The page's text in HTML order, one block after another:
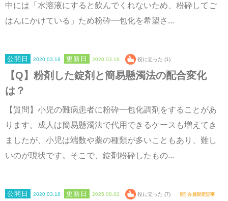
中には「水溶液にすると飲んでくれないため、粉砕してご
はんにかけている」ため粉砕一包化を希望さ...
2020.03.18 2020.03.18 役に立った (1)
【Q】粉剤した錠剤と簡易懸濁法の配合変化
は？
【質問】小児の難病患者に粉砕一包化調剤をすることがあ
ります。成人は簡易懸濁法で代用できるケースも増えてき
ましたが、小児は端数や薬の種類が多いこともあり、難し
いのが現状です。そこで、錠剤粉砕したもの...
2020.03.18 2025.08.02 役に立った (7) 会員限定記事